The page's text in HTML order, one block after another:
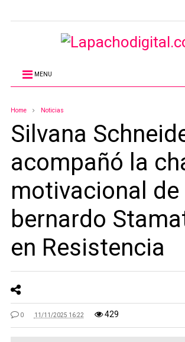
MENU
Home Noticias
Silvana
acompañó la
motivacional de
bernardo
en Resistencia
0 11/11/2025 16:22 429